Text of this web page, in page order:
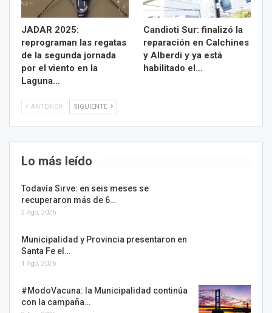
JADAR 2025:
reprograman las regatas
de la segunda jornada
por el viento en la
Laguna…
Candioti Sur: finalizó la
reparación en Calchines
y Alberdi y ya está
habilitado el…
ANTERIOR SIGUIENTE
Lo más leído
Todavía Sirve: en seis meses se
recuperaron más de 6…
2 Ago, 2026
Municipalidad y Provincia presentaron en
Santa Fe el…
1 Ago, 2026
#ModoVacuna: la Municipalidad continúa
con la campaña…